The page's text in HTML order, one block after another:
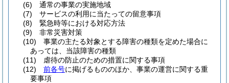
(6)
通常の事業の実施地域
(7)
サービスの利用に当たっての留意事項
(8)
緊急時等における対応方法
(9)
非常災害対策
(10)
事業の主たる対象とする障害の種類を定めた場合に
あっては、当該障害の種類
(11)
虐待の防止のための措置に関する事項
(12)
前各号に掲げるもののほか、事業の運営に関する重
要事項